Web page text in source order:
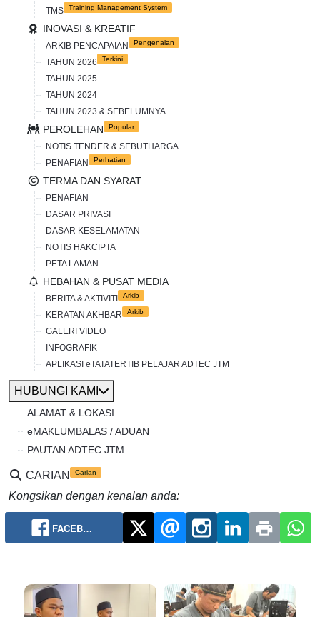
TMS Training Management System
INOVASI & KREATIF
ARKIB PENCAPAIAN Pengenalan
TAHUN 2026 Terkini
TAHUN 2025
TAHUN 2024
TAHUN 2023 & SEBELUMNYA
PEROLEHAN Popular
NOTIS TENDER & SEBUTHARGA
PENAFIAN
Perhatian
TERMA DAN SYARAT
PENAFIAN
DASAR PRIVASI
DASAR KESELAMATAN
NOTIS HAKCIPTA
PETA LAMAN
HEBAHAN & PUSAT MEDIA
BERITA & AKTIVITI Arkib
KERATAN AKHBAR Arkib
GALERI VIDEO
INFOGRAFIK
APLIKASI eTATATERTIB PELAJAR ADTEC JTM
HUBUNGI KAMI
ALAMAT & LOKASI
eMAKLUMBALAS / ADUAN
PAUTAN ADTEC JTM
CARIAN Carian
Kongsikan dengan kenalan anda:
FACEB…